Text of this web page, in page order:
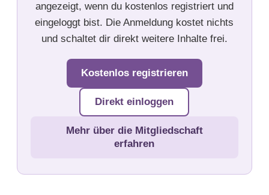
angezeigt, wenn du kostenlos registriert und
eingeloggt bist. Die Anmeldung kostet nichts
und schaltet dir direkt weitere Inhalte frei.
Kostenlos registrieren
Direkt einloggen
Mehr über die Mitgliedschaft
erfahren